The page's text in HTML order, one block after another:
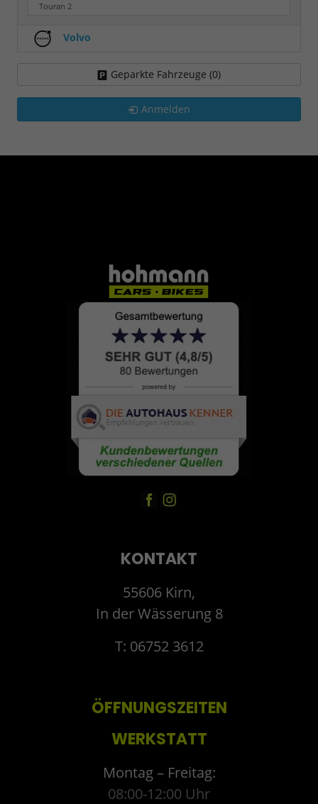
Touran 2
Volvo
Geparkte Fahrzeuge (0)
Anmelden
KONTAKT
55606 Kirn,
In der Wässerung 8
T: 06752 3612
ÖFFNUNGSZEITEN
WERKSTATT
Montag – Freitag:
08:00-12:00 Uhr